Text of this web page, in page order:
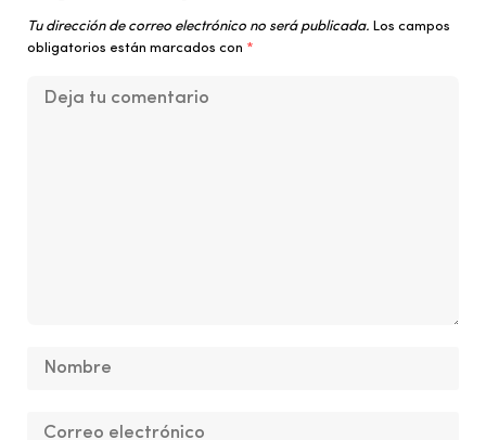
Tu dirección de correo electrónico no será publicada. Los campos
obligatorios están marcados con *